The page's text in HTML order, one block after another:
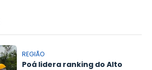
REGIÃO
Poá lidera ranking do Alto